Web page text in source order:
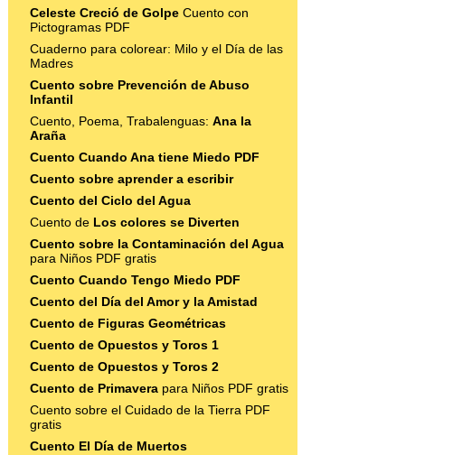
Celeste Creció de Golpe Cuento con
Pictogramas PDF
Cuaderno para colorear: Milo y el Día de las
Madres
Cuento sobre Prevención de Abuso
Infantil
Cuento, Poema, Trabalenguas: Ana la
Araña
Cuento Cuando Ana tiene Miedo PDF
Cuento sobre aprender a escribir
Cuento del Ciclo del Agua
Cuento de Los colores se Diverten
Cuento sobre la Contaminación del Agua
para Niños PDF gratis
Cuento Cuando Tengo Miedo PDF
Cuento del Día del Amor y la Amistad
Cuento de Figuras Geométricas
Cuento de Opuestos y Toros 1
Cuento de Opuestos y Toros 2
Cuento de Primavera para Niños PDF gratis
Cuento sobre el Cuidado de la Tierra PDF
gratis
Cuento El Día de Muertos